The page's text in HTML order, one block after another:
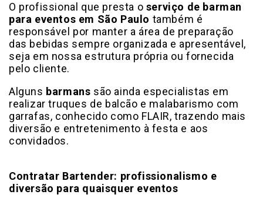
O profissional que presta o serviço de barman
para eventos em São Paulo também é
responsável por manter a área de preparação
das bebidas sempre organizada e apresentável,
seja em nossa estrutura própria ou fornecida
pelo cliente.
Alguns barmans são ainda especialistas em
realizar truques de balcão e malabarismo com
garrafas, conhecido como FLAIR, trazendo mais
diversão e entretenimento à festa e aos
convidados.
Contratar Bartender: profissionalismo e
diversão para quaisquer eventos